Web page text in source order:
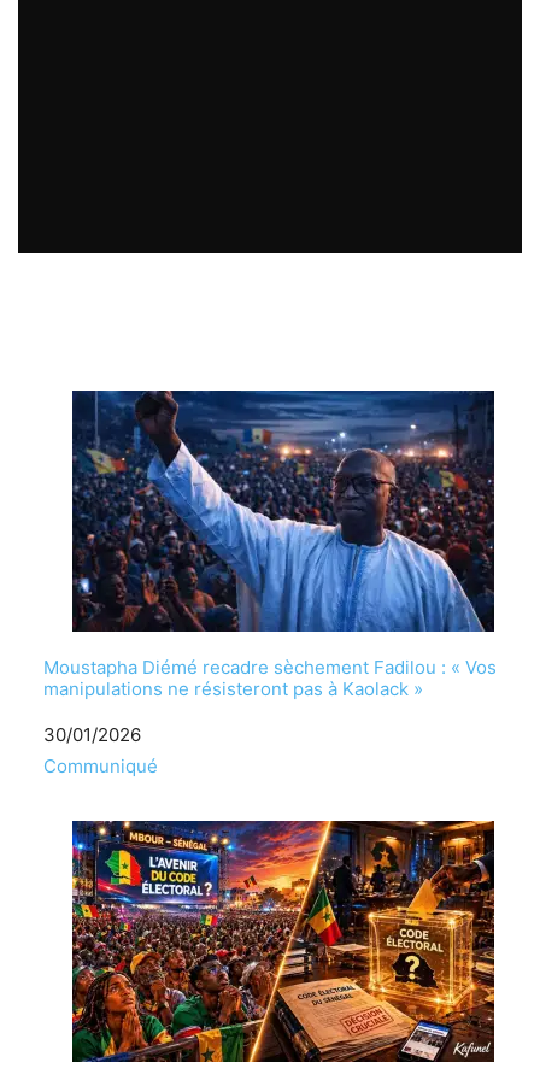
Moustapha Diémé recadre sèchement Fadilou : « Vos
manipulations ne résisteront pas à Kaolack »
Date
30/01/2026
Par rapport à
Communiqué